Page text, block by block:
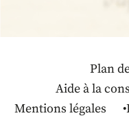
Plan
Aide à la
Mentions légales